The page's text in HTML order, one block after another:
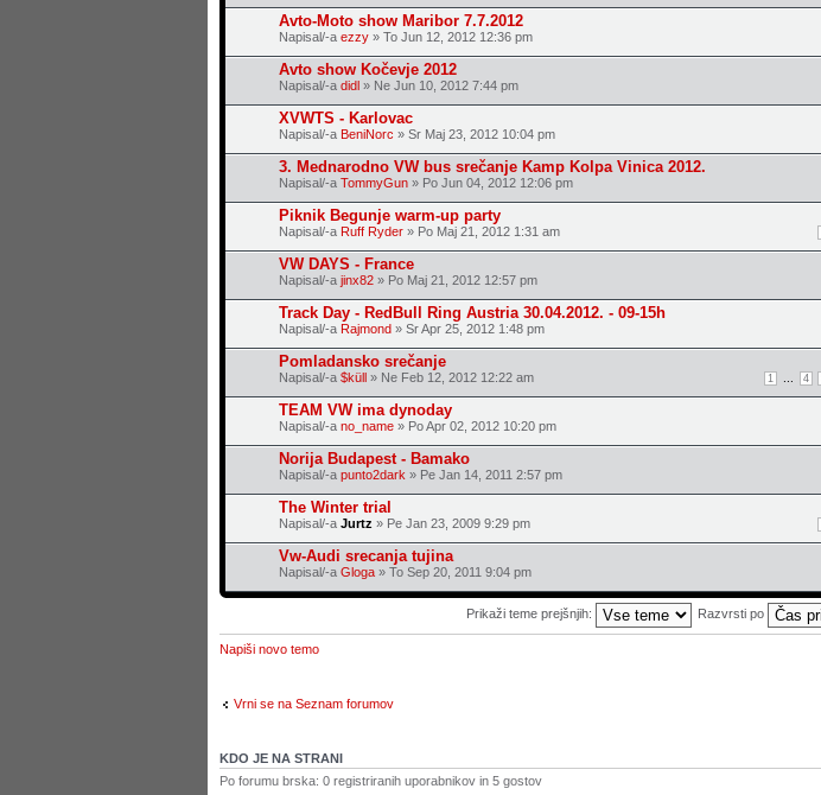
Avto-Moto show Maribor 7.7.2012
Napisal/-a ezzy» To Jun 12, 2012 12:36 pm
Avto show Kočevje 2012
Napisal/-a didl» Ne Jun 10, 2012 7:44 pm
XVWTS - Karlovac
Napisal/-a BeniNorc » Sr Maj 23, 2012 10:04 pm
3. Mednarodno VW bus srečanje Kamp Kolpa Vinica 2012.
Napisal/-a TommyGun» Po Jun 04, 2012 12:06 pm
Piknik Begunje warm-up party
Napisal/-a Ruff Ryder» Po Maj 21, 2012 1:31 am
VW DAYS - France
Napisal/-a jinx82» Po Maj 21, 2012 12:57 pm
Track Day - RedBull Ring Austria 30.04.2012. - 09-15h
Napisal/-a Rajmond» Sr Apr 25, 2012 1:48 pm
Pomladansko srečanje
1 4
Napisal/-a $küll» Ne Feb 12, 2012 12:22 am
TEAM VW ima dynoday
Napisal/-a no_name» Po Apr 02, 2012 10:20 pm
Norija Budapest - Bamako
Napisal/-a punto2dark » Pe Jan 14, 2011 2:57 pm
The Winter trial
Napisal/-a Jurtz » Pe Jan 23, 2009 9:29 pm
Vw-Audi srecanja tujina
Napisal/-a Gloga» To Sep 20, 2011 9:04 pm
Prikaži teme prejšnjih: Razvrsti po
Napiši novo temo
Vrni se na Seznam forumov
KDO JE NA STRANI
Po forumu brska: 0 registriranih uporabnikov in 5 gostov